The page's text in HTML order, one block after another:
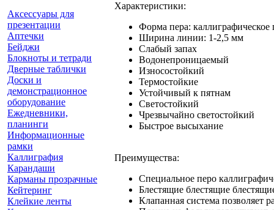
Аксессуары для
презентации
Аптечки
Бейджи
Блокноты и тетради
Дверные таблички
Доски и
демонстрационное
оборудование
Ежедневники,
планинги
Информационные
рамки
Каллиграфия
Карандаши
Карманы прозрачные
Кейтеринг
Клейкие ленты
Характеристики:
Форма пера: каллиграфическое
Ширина линии: 1-2,5 мм
Слабый запах
Водонепроницаемый
Износостойкий
Термостойкие
Устойчивый к пятнам
Светостойкий
Чрезвычайно светостойкий
Быстрое высыхание
Преимущества:
Специальное перо
Блестящие блестящие
Клапанная система позволяет